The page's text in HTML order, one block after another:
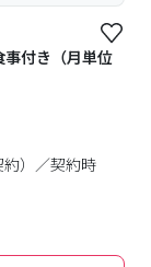
付き（月単位
約）／契約時